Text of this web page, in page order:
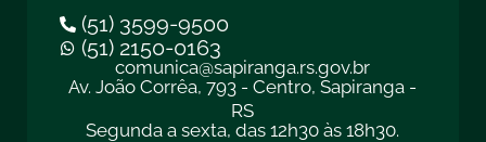
(51) 3599-9500
(51) 2150-0163
comunica@sapiranga.rs.gov.br
Av. João Corrêa, 793 - Centro, Sapiranga -
RS
Segunda a sexta, das 12h30 às 18h30.